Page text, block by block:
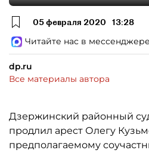
05 февраля 2020 13:28
Читайте нас в
dp.ru
Все материалы автора
Дзержинский районный
продлил арест Олегу
предполагаемому